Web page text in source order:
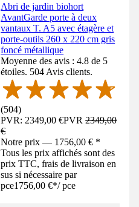
Abri de jardin biohort
AvantGarde porte à deux
vantaux T. A5 avec étagère et
porte-outils 260 x 220 cm gris
foncé métallique
Moyenne des avis : 4.8 de 5
étoiles. 504 Avis clients.
(504)
PVR: 2349,00 €PVR2349,00
€
Notre prix — 1756,00 € *
Tous les prix affichés sont des
prix TTC, frais de livraison en
sus si nécessaire par
pce1756,00 €*/ pce